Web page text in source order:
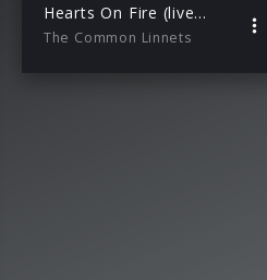
Hearts On Fire (live beim ZDF Morgenmagazin)
The Common Linnets